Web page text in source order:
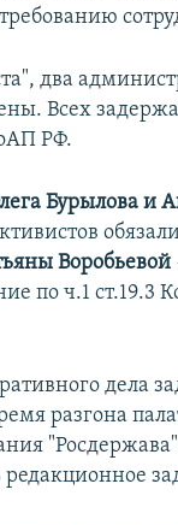
два
Всех
РФ.
Бурылова и
Воробьевой
по ч.1
дела
разгона
редакционное